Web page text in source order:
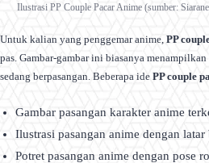
Ilustrasi PP Couple Pacar Anime (sumber:
Untuk kalian yang penggemar anime, PP
pas. Gambar-gambar ini biasanya
sedang berpasangan. Beberapa ide PP couple
Gambar pasangan karakter anime
Ilustrasi pasangan anime dengan
Potret pasangan anime dengan pose